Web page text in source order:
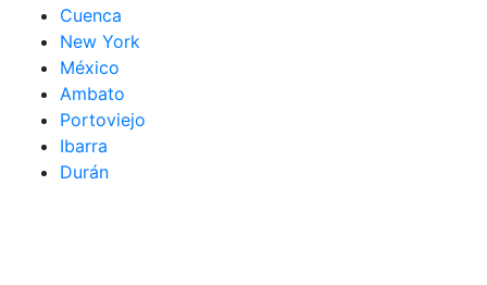
Cuenca
New York
México
Ambato
Portoviejo
Ibarra
Durán